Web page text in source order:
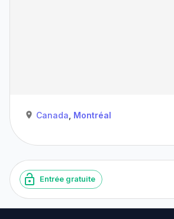
Canada Montréal
Entrée gratuite